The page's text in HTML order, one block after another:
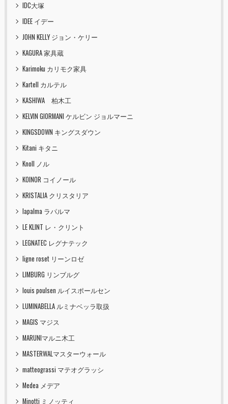
IDC大塚
IDEE イデー
JOHN KELLY ジョン・ケリー
KAGURA 家具蔵
Karimoku カリモク家具
Kartell カルテル
KASHIWA 柏木工
KELVIN GIORMANI ケルビン ジョルマーニ
KINGSDOWN キングスダウン
Kitani キタニ
Knoll ノル
KOINOR コイノール
KRISTALIA クリスタリア
lapalma ラパルマ
LE KLINT レ・クリント
LEGNATEC レグナテック
ligne roset リーンロゼ
LIMBURG リンブルグ
louis poulsen ルイスポールセン
LUMINABELLA ルミナベッラ取扱
MAGIS マジス
MARUNIマルニ木工
MASTERWALマスターウォール
matteograssi マテオグラッシ
Medea メデア
Minotti ミノッティ